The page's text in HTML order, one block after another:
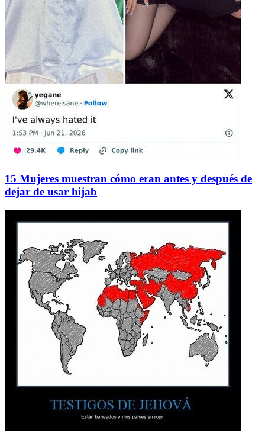
15 Mujeres muestran cómo eran antes y después de
dejar de usar hijab